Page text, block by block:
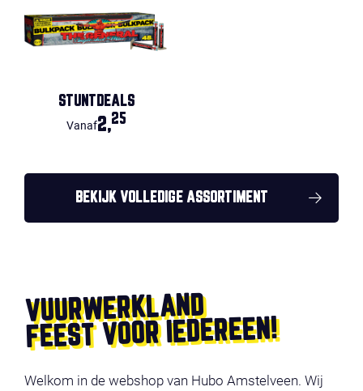
STUNTDEALS
Vanaf2,25
BEKIJK VOLLEDIGE ASSORTIMENT
VUURWERKLAND
FEEST VOOR IEDEREEN!
Welkom in de webshop van Hubo Amstelveen. Wij